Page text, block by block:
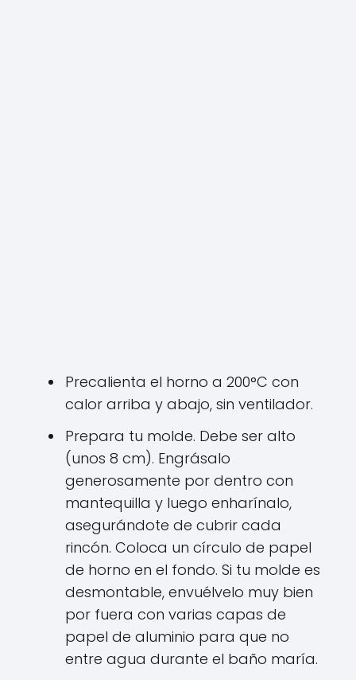
Precalienta el horno a 200°C con
calor arriba y abajo, sin ventilador.
Prepara tu molde. Debe ser alto
(unos 8 cm). Engrásalo
generosamente por dentro con
mantequilla y luego enharínalo,
asegurándote de cubrir cada
rincón. Coloca un círculo de papel
de horno en el fondo. Si tu molde es
desmontable, envuélvelo muy bien
por fuera con varias capas de
papel de aluminio para que no
entre agua durante el baño maría.